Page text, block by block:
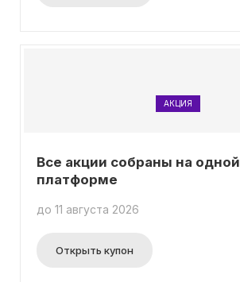
АКЦИЯ
Все акции собраны на одной
платформе
до 11 августа 2026
Открыть купон